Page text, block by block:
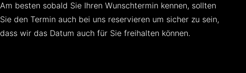
Am besten sobald Sie Ihren Wunschtermin kennen, sollten
Sie den Termin auch bei uns reservieren um sicher zu sein,
dass wir das Datum auch für Sie freihalten können.